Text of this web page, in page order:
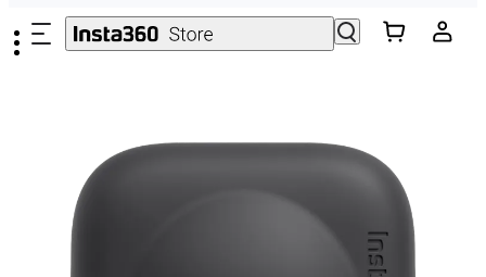
夏季優惠 | 精選商品低至 立即選購
Insta360 Luna Ultra 香港限定人氣套裝 | |免運費